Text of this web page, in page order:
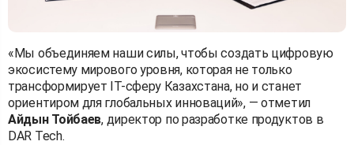
«Мы объединяем наши силы, чтобы создать цифровую
экосистему мирового уровня, которая не только
трансформирует IT-сферу Казахстана, но и станет
ориентиром для глобальных инноваций», — отметил
Айдын Тойбаев, директор по разработке продуктов в
DAR Tech.